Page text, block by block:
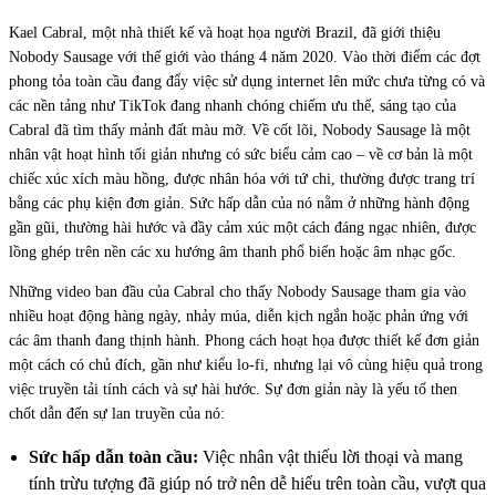
Kael Cabral, một nhà thiết kế và hoạt họa người Brazil, đã giới thiệu
Nobody Sausage với thế giới vào tháng 4 năm 2020. Vào thời điểm các đợt
phong tỏa toàn cầu đang đẩy việc sử dụng internet lên mức chưa từng có và
các nền tảng như TikTok đang nhanh chóng chiếm ưu thế, sáng tạo của
Cabral đã tìm thấy mảnh đất màu mỡ. Về cốt lõi, Nobody Sausage là một
nhân vật hoạt hình tối giản nhưng có sức biểu cảm cao – về cơ bản là một
chiếc xúc xích màu hồng, được nhân hóa với tứ chi, thường được trang trí
bằng các phụ kiện đơn giản. Sức hấp dẫn của nó nằm ở những hành động
gần gũi, thường hài hước và đầy cảm xúc một cách đáng ngạc nhiên, được
lồng ghép trên nền các xu hướng âm thanh phổ biến hoặc âm nhạc gốc.
Những video ban đầu của Cabral cho thấy Nobody Sausage tham gia vào
nhiều hoạt động hàng ngày, nhảy múa, diễn kịch ngắn hoặc phản ứng với
các âm thanh đang thịnh hành. Phong cách hoạt họa được thiết kế đơn giản
một cách có chủ đích, gần như kiểu lo-fi, nhưng lại vô cùng hiệu quả trong
việc truyền tải tính cách và sự hài hước. Sự đơn giản này là yếu tố then
chốt dẫn đến sự lan truyền của nó:
Sức hấp dẫn toàn cầu: Việc nhân vật thiếu lời thoại và mang
tính trừu tượng đã giúp nó trở nên dễ hiểu trên toàn cầu, vượt qua